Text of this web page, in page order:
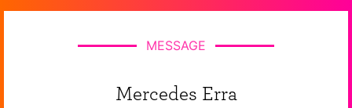
MESSAGE
Mercedes Erra